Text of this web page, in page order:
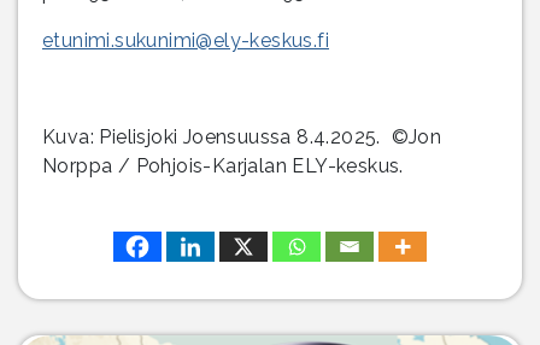
etunimi.sukunimi@ely-keskus.fi
Kuva: Pielisjoki Joensuussa 8.4.2025. ©Jon
Norppa / Pohjois-Karjalan ELY-keskus.